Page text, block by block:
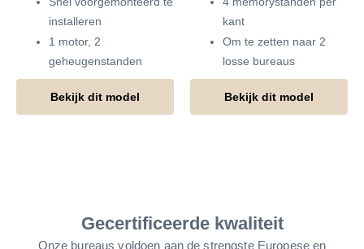
installeren
1 motor, 2
geheugenstanden
Bekijk dit model
kant
Om te zetten naar 2
losse bureaus
Bekijk dit model
Gecertificeerde kwaliteit
Onze bureaus voldoen aan de strengste Europese en